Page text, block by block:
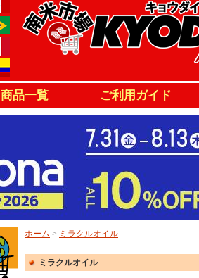
商品一覧 ご利用ガイド
ホーム > ミラクルオイル
ミラクルオイル